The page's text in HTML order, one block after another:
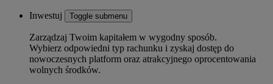
Inwestuj Toggle submenu
Zarządzaj Twoim kapitałem w wygodny sposób.
Wybierz odpowiedni typ rachunku i zyskaj dostęp do
nowoczesnych platform oraz atrakcyjnego oprocentowania
wolnych środków.